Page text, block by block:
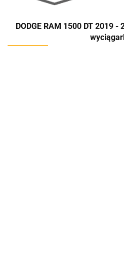
DODGE RAM 1500 DT 2019